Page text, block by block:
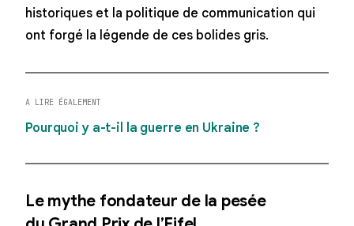
historiques et la politique de communication qui
ont forgé la légende de ces bolides gris.
A LIRE ÉGALEMENT
Pourquoi y a-t-il la guerre en Ukraine ?
Le mythe fondateur de la pesée